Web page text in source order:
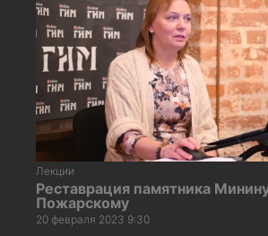
Лекции
Реставрация памятника
Пожарскому
20 февраля 2023 9:30